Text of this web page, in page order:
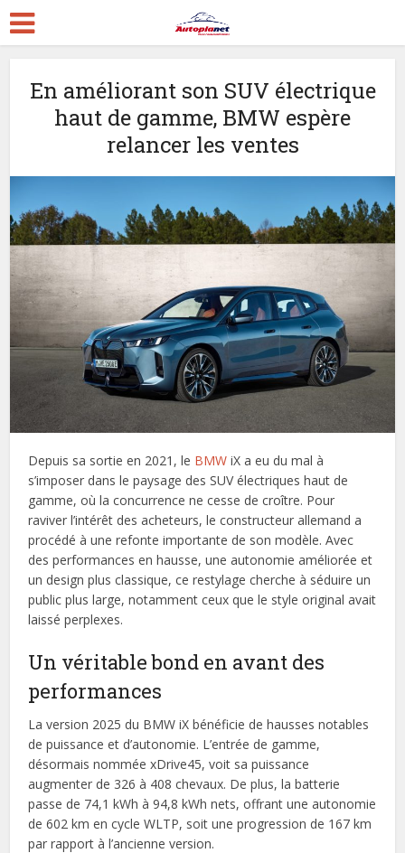
En améliorant son SUV électrique
haut de gamme, BMW espère
relancer les ventes
Depuis sa sortie en 2021, le BMW iX a eu du mal à
s’imposer dans le paysage des SUV électriques haut de
gamme, où la concurrence ne cesse de croître. Pour
raviver l’intérêt des acheteurs, le constructeur allemand a
procédé à une refonte importante de son modèle. Avec
des performances en hausse, une autonomie améliorée et
un design plus classique, ce restylage cherche à séduire un
public plus large, notamment ceux que le style original avait
laissé perplexes.
Un véritable bond en avant des
performances
La version 2025 du BMW iX bénéficie de hausses notables
de puissance et d’autonomie. L’entrée de gamme,
désormais nommée xDrive45, voit sa puissance
augmenter de 326 à 408 chevaux. De plus, la batterie
passe de 74,1 kWh à 94,8 kWh nets, offrant une autonomie
de 602 km en cycle WLTP, soit une progression de 167 km
par rapport à l’ancienne version.